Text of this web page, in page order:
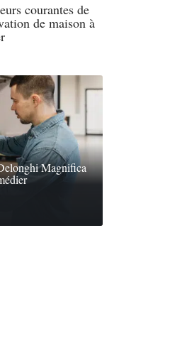
courantes de
de maison à
Magnifica